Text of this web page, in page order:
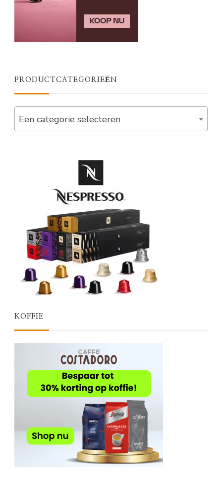
PRODUCTCATEGORIEËN
Een categorie selecteren
KOFFIE